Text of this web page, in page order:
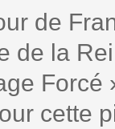
de
de la
Forcé
cette